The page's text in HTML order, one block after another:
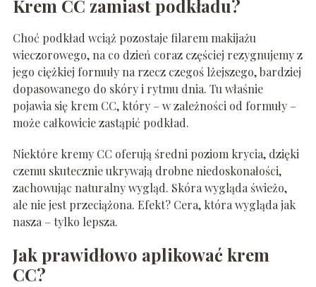
Krem CC zamiast podkładu?
Choć podkład wciąż pozostaje filarem makijażu
wieczorowego, na co dzień coraz częściej rezygnujemy z
jego ciężkiej formuły na rzecz czegoś lżejszego, bardziej
dopasowanego do skóry i rytmu dnia. Tu właśnie
pojawia się krem CC, który – w zależności od formuły –
może całkowicie zastąpić podkład.
Niektóre kremy CC oferują średni poziom krycia, dzięki
czemu skutecznie ukrywają drobne niedoskonałości,
zachowując naturalny wygląd. Skóra wygląda świeżo,
ale nie jest przeciążona. Efekt? Cera, która wygląda jak
nasza – tylko lepsza.
Jak prawidłowo aplikować krem
CC?